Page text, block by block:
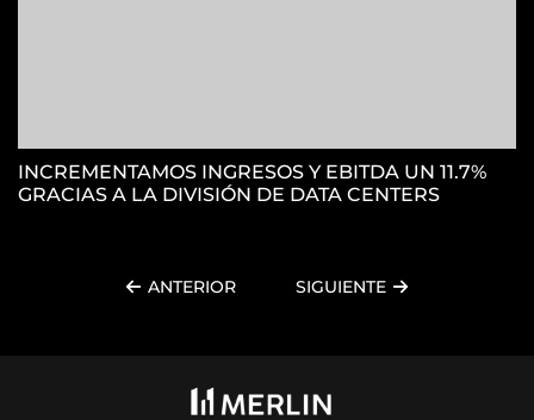
INCREMENTAMOS INGRESOS Y EBITDA UN 11.7%
GRACIAS A LA DIVISIÓN DE DATA CENTERS
ANTERIOR SIGUIENTE